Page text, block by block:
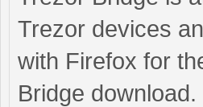
Trezor devices
with Firefox for
Bridge download.